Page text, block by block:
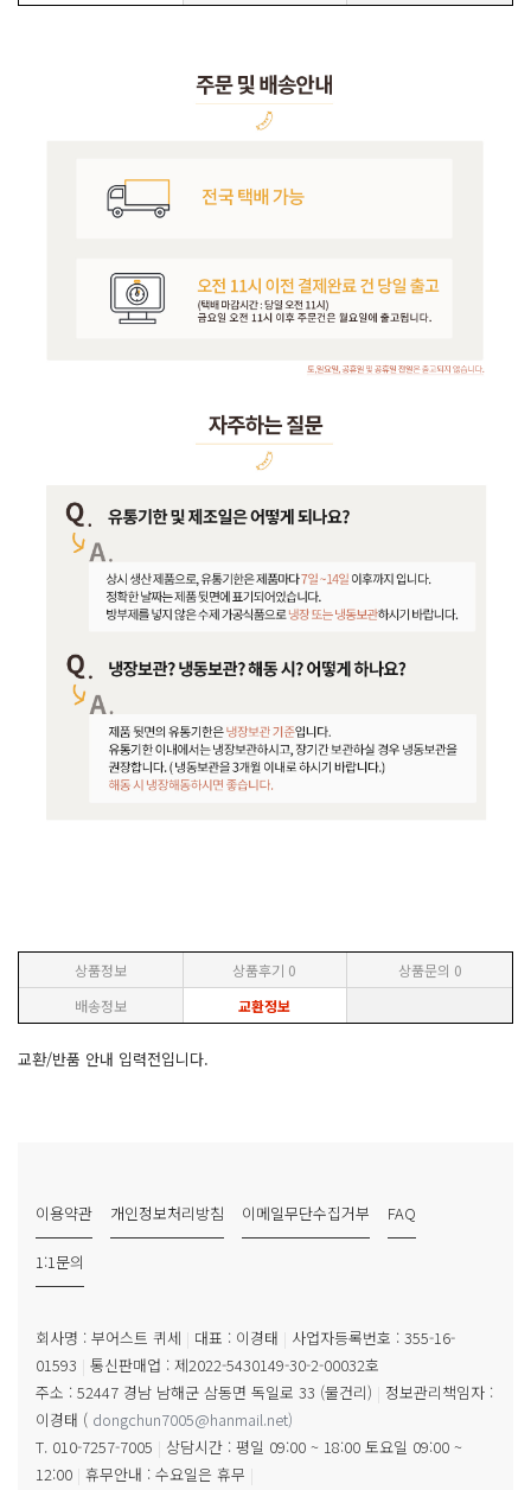
상품정보 상품후기 0 상품문의 0
배송정보
교환정보
교환/반품 안내 입력전입니다.
이용약관 개인정보처리방침 이메일무단수집거부 FAQ
1:1문의
회사명 : 부어스트 퀴세 대표 : 이경태
사업자등록번호 : 355-16-
01593
통신판매업 : 제2022-5430149-30-2-00032호
주소 : 52447 경남 남해군 삼동면 독일로 33 (물건리)
정보관리책임자 :
이경태 ( dongchun7005@hanmail.net)
T. 010-7257-7005
상담시간 : 평일 09:00 ~ 18:00 토요일 09:00 ~
12:00 휴무안내 : 수요일은 휴무